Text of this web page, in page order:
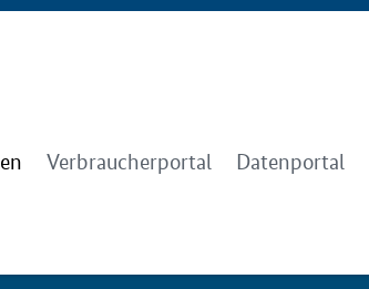
Verbraucherportal Datenportal